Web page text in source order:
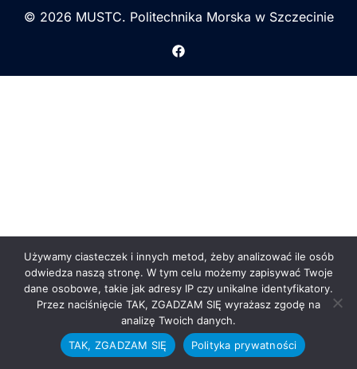
© 2026 MUSTC. Politechnika Morska w Szczecinie
Używamy ciasteczek i innych metod, żeby analizować ile osób
odwiedza naszą stronę. W tym celu możemy zapisywać Twoje
dane osobowe, takie jak adresy IP czy unikalne identyfikatory.
Przez naciśnięcie TAK, ZGADZAM SIĘ wyrażasz zgodę na
analizę Twoich danych.
TAK, ZGADZAM SIĘ
Polityka prywatności